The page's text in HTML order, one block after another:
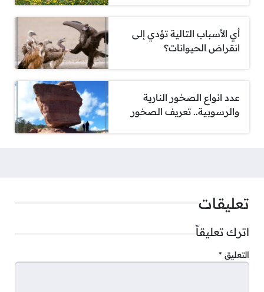
أي الأسباب التالية تؤدي إلى
انقراض الحيوانات؟
عدد انواع الصخور النارية
والرسوبية.. تعريف الصخور
تعليقات
اترك تعليقاً
التعليق *